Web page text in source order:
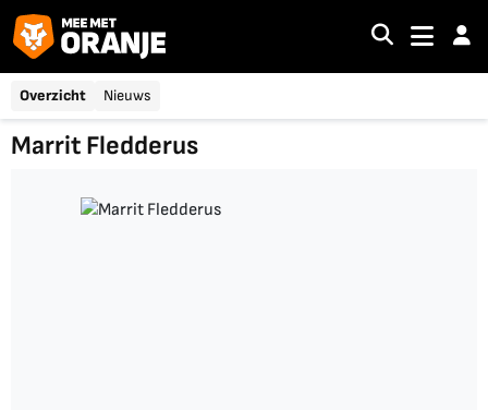
Overzicht Nieuws
Marrit Fledderus